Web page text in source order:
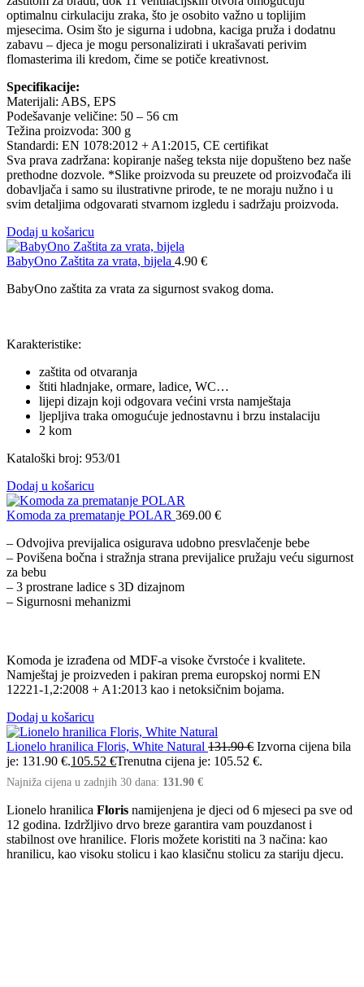
optimalnu cirkulaciju zraka, što je osobito važno u toplijim
mjesecima. Osim što je sigurna i udobna, kaciga pruža i dodatnu
zabavu – djeca je mogu personalizirati i ukrašavati perivim
flomasterima ili kredom, čime se potiče kreativnost.
Specifikacije:
Materijali: ABS, EPS
Podešavanje veličine: 50 – 56 cm
Težina proizvoda: 300 g
Standardi: EN 1078:2012 + A1:2015, CE certifikat
Sva prava zadržana: kopiranje našeg teksta nije dopušteno bez naše
prethodne dozvole. *Slike proizvoda su preuzete od proizvođača ili
dobavljača i samo su ilustrativne prirode, te ne moraju nužno i u
svim detaljima odgovarati stvarnom izgledu i sadržaju proizvoda.
Dodaj u košaricu
BabyOno Zaštita za vrata, bijela 4.90 €
BabyOno zaštita za vrata za sigurnost svakog doma.
Karakteristike:
zaštita od otvaranja
štiti hladnjake, ormare, ladice, WC…
lijepi dizajn koji odgovara većini vrsta namještaja
ljepljiva traka omogućuje jednostavnu i brzu instalaciju
2 kom
Kataloški broj: 953/01
Dodaj u košaricu
Komoda za prematanje POLAR 369.00 €
– Odvojiva previjalica osigurava udobno presvlačenje bebe
– Povišena bočna i stražnja strana previjalice pružaju veću sigurnost
za bebu
– 3 prostrane ladice s 3D dizajnom
– Sigurnosni mehanizmi
Komoda je izrađena od MDF-a visoke čvrstoće i kvalitete.
Namještaj je proizveden i pakiran prema europskoj normi EN
12221-1,2:2008 + A1:2013 kao i netoksičnim bojama.
Dodaj u košaricu
Lionelo hranilica Floris, White Natural 131.90€ Izvorna cijena bila
je: 131.90 €.105.52 €Trenutna cijena je: 105.52 €.
Najniža cijena u zadnjih 30 dana: 131.90 €
Lionelo hranilica Floris namijenjena je djeci od 6 mjeseci pa sve od
12 godina. Izdržljivo drvo breze garantira vam pouzdanost i
stabilnost ove hranilice. Floris možete koristiti na 3 načina: kao
hranilicu, kao visoku stolicu i kao klasičnu stolicu za stariju djecu.